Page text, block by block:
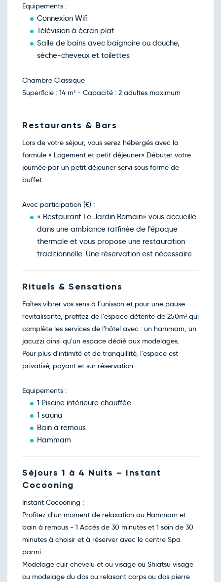
Sam.
19
déc.
120€
Dim.
20
déc.
120€/pers
120€/pers
Mar.
22
déc.
120€
Jeu.
déc.
120€ /pers
Ven.
25
déc.
120€/pers
Sam.
26
Dim.
27
déc.
120€/pers
120€/pers
120€ /pers
30
déc.
Jeu.
31
déc.
133€/pers
Equipements :
Connexion Wifi
Télévision à écran plat
Salle de bains avec baignoire ou douche,
sèche-cheveux et toilettes
Chambre Classique
Superficie : 14 m² - Capacité : 2 adultes maximum
Restaurants & Bars
Lors de votre séjour, vous serez hébergés avec la
formule « Logement et petit déjeuner» Débuter votre
journée par un petit déjeuner servi sous forme de
buffet.
Avec participation (€) :
« Restaurant Le Jardin Romain» vous accueille
dans une ambiance raffinée de l’époque
thermale et vous propose une restauration
traditionnelle. Une réservation est nécessaire
Rituels & Sensations
Faîtes vibrer vos sens à l’unisson et pour une pause
revitalisante, profitez de l’espace détente de 250m² qui
complète les services de l'hôtel avec : un hammam, un
jacuzzi ainsi qu'un espace dédié aux modelages.
Pour plus d'intimité et de tranquillité, l'espace est
privatisé, payant et sur réservation.
Equipements :
1 Piscine intérieure chauffée
1 sauna
Bain à remous
Hammam
Séjours 1 à 4 Nuits – Instant
Cocooning
Instant Cocooning :
Profitez d'un moment de relaxation au Hammam et
bain à remous - 1 Accès de 30 minutes et 1 soin de 30
minutes à choisir et à réserver avec le centre Spa
parmi :
Modelage cuir chevelu et ou visage ou Shiatsu visage
ou modelage du dos ou relasant corps ou dos pierre